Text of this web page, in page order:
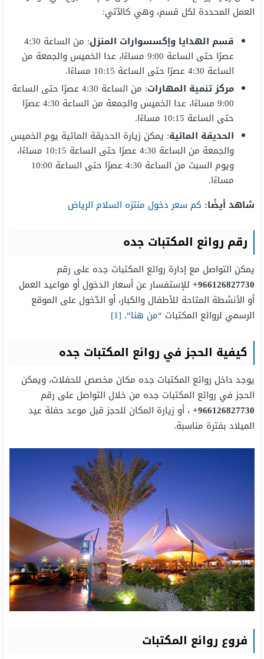
العمل المحددة لكل قسم، وهي كالآتي:
قسم الهدايا وإكسسوارات المنزل
: من الساعة 4:30
عصرًا حتى الساعة 9:00 مساءًا، عدا الخميس والجمعة من
الساعة 4:30 عصرًا حتى الساعة 10:15 مساءًا.
مركز تنمية المهارات
: من الساعة 4:30 عصرًا حتى الساعة
9:00 مساءًا، عدا الخميس والجمعة من الساعة 4:30 عصرًا
حتى الساعة 10:15 مساءًا.
الحديقة المائية: يمكن زيارة الحديقة المائية يوم الخميس
والجمعة من الساعة 4:30 عصرًا حتى الساعة 10:15 مساءًا،
ويوم السبت من الساعة 4:30 عصرًا حتى الساعة 10:00
مساءًا.
شاهد أيضًا: كم سعر دخول منتزه السلام الرياض
رقم روائع المكتبات جده
يمكن التواصل مع إدارة روائع المكتبات جده على رقم
966126827730+ للإستفسار عن أسعار الدخول أو مواعيد العمل
أو الأنشطة المتاحة للأطفال والكبار، أو الدّخول على الموقع
الرسمي لروائع المكتبات “من هنا“.
[1]
كيفية الحجز في روائع المكتبات جده
يوجد داخل روائع المكتبات جده مكان مخصص للحفلات، ويمكن
الحجز في روائع المكتبات جده من خلال التواصل على رقم
966126827730+ ، أو زيارة المكان للحجز قبل موعد حفلة عيد
الميلاد بفترة مناسبة.
فروع روائع المكتبات